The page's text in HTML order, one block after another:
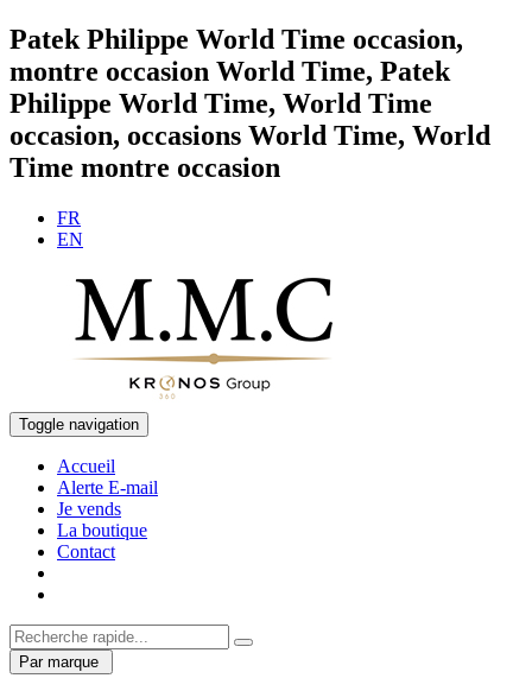
Patek Philippe World Time occasion,
montre occasion World Time, Patek
Philippe World Time, World Time
occasion, occasions World Time, World
Time montre occasion
FR
EN
Toggle navigation
Accueil
Alerte E-mail
Je vends
La boutique
Contact
Par marque